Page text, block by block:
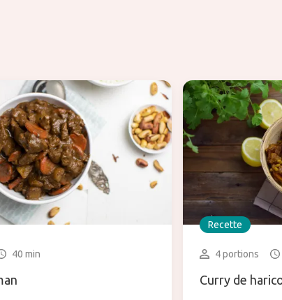
40 min
Recette
4 portions
Curry de